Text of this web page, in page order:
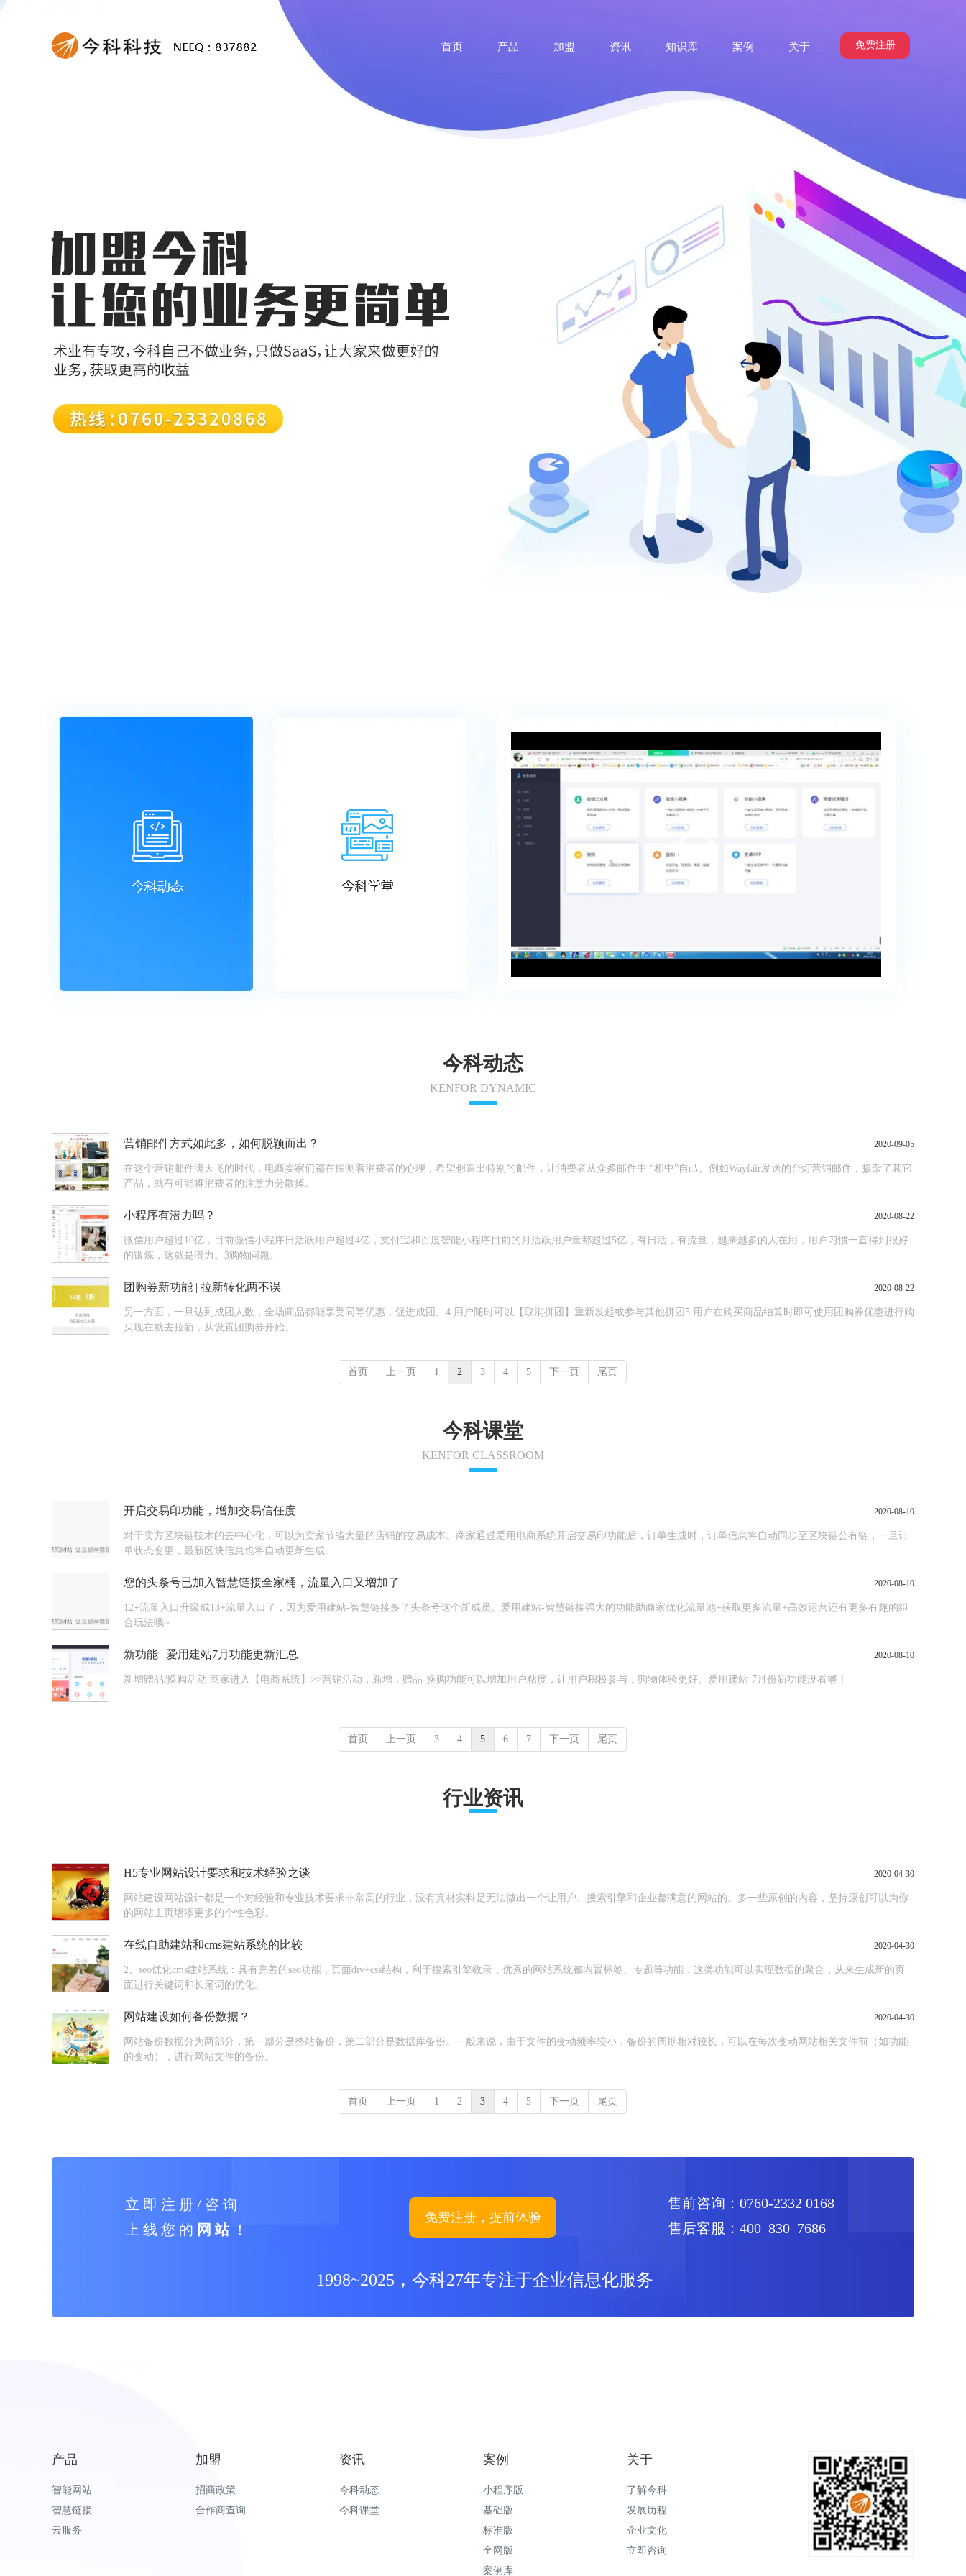
免费注册
首页 产品 加盟 资讯 知识库 案例 关于
今科动态
KENFOR DYNAMIC
营销邮件方式如此多，如何脱颖而出？ 2020-09-05
在这个营销邮件满天飞的时代，电商卖家们都在揣测着消费者的心理，希望创造出特别的邮件，让消费者从众多邮件中 “相中”自己。例如Wayfair发送的台灯营销邮件，掺杂了其它
产品，就有可能将消费者的注意力分散掉。
小程序有潜力吗？ 2020-08-22
微信用户超过10亿，目前微信小程序日活跃用户超过4亿，支付宝和百度智能小程序目前的月活跃用户量都超过5亿，有日活，有流量，越来越多的人在用，用户习惯一直得到很好
的锻炼，这就是潜力。3购物问题。
团购券新功能 | 拉新转化两不误 2020-08-22
另一方面，一旦达到成团人数，全场商品都能享受同等优惠，促进成团。4.用户随时可以【取消拼团】重新发起或参与其他拼团5.用户在购买商品结算时即可使用团购券优惠进行购
买现在就去拉新，从设置团购券开始。
首页 上一页 1 2 3 4 5 下一页 尾页
今科课堂
KENFOR CLASSROOM
开启交易印功能，增加交易信任度 2020-08-10
对于卖方区块链技术的去中心化，可以为卖家节省大量的店铺的交易成本。商家通过爱用电商系统开启交易印功能后，订单生成时，订单信息将自动同步至区块链公有链，一旦订
单状态变更，最新区块信息也将自动更新生成。
您的头条号已加入智慧链接全家桶，流量入口又增加了 2020-08-10
12+流量入口升级成13+流量入口了，因为爱用建站-智慧链接多了头条号这个新成员。爱用建站-智慧链接强大的功能助商家优化流量池+获取更多流量+高效运营还有更多有趣的组
合玩法哦~
新功能 | 爱用建站7月功能更新汇总 2020-08-10
新增赠品/换购活动 商家进入【电商系统】>>营销活动，新增：赠品-换购功能可以增加用户粘度，让用户积极参与，购物体验更好。爱用建站-7月份新功能没看够！
首页 上一页 3 4 5 6 7 下一页 尾页
行业资讯
H5专业网站设计要求和技术经验之谈 2020-04-30
网站建设网站设计都是一个对经验和专业技术要求非常高的行业，没有真材实料是无法做出一个让用户、搜索引擎和企业都满意的网站的。多一些原创的内容，坚持原创可以为你
的网站主页增添更多的个性色彩。
在线自助建站和cms建站系统的比较 2020-04-30
2、seo优化cms建站系统：具有完善的seo功能，页面div+css结构，利于搜索引擎收录，优秀的网站系统都内置标签、专题等功能，这类功能可以实现数据的聚合，从来生成新的页
面进行关键词和长尾词的优化。
网站建设如何备份数据？ 2020-04-30
网站备份数据分为两部分，第一部分是整站备份，第二部分是数据库备份。一般来说，由于文件的变动频率较小，备份的周期相对较长，可以在每次变动网站相关文件前（如功能
的变动），进行网站文件的备份。
首页 上一页 1 2 3 4 5 下一页 尾页
售前咨询：0760-2332 0168
售后客服：400 830 7686
1998~2025，今科27年专注于企业信息化服务
立 即 注 册 / 咨 询
上 线 您 的 网 站！
免费注册，提前体验
产品
智能网站
智慧链接
云服务
加盟
招商政策
合作商查询
资讯
今科动态
今科课堂
案例
小程序版
基础版
标准版
全网版
案例库
关于
了解今科
发展历程
企业文化
立即咨询